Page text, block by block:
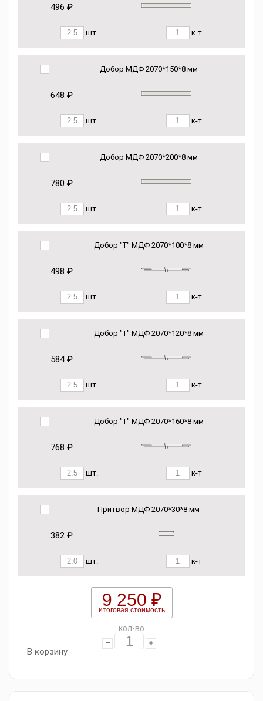
496 ₽
шт. к-т
Добор МДФ 2070*150*8 мм
648 ₽
шт. к-т
Добор МДФ 2070*200*8 мм
780 ₽
шт. к-т
Добор "Т" МДФ 2070*100*8 мм
498 ₽
шт. к-т
Добор "Т" МДФ 2070*120*8 мм
584 ₽
шт. к-т
Добор "Т" МДФ 2070*160*8 мм
768 ₽
шт. к-т
Притвор МДФ 2070*30*8 мм
382 ₽
шт. к-т
9 250 ₽
итоговая стоимость
кол-во
В корзину